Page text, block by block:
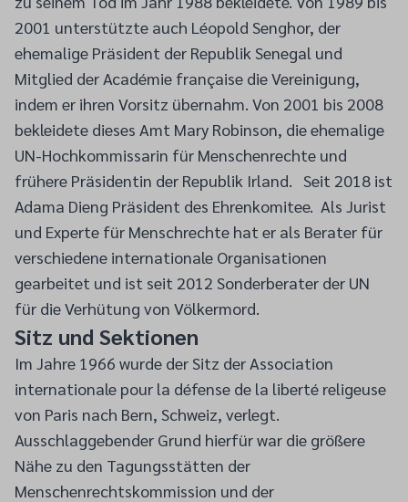
2001 unterstützte auch Léopold Senghor, der
ehemalige Präsident der Republik Senegal und
Mitglied der Académie française die Vereinigung,
indem er ihren Vorsitz übernahm. Von 2001 bis 2008
bekleidete dieses Amt Mary Robinson, die ehemalige
UN-Hochkommissarin für Menschenrechte und
frühere Präsidentin der Republik Irland. Seit 2018 ist
Adama Dieng Präsident des Ehrenkomitee. Als Jurist
und Experte für Menschrechte hat er als Berater für
verschiedene internationale Organisationen
gearbeitet und ist seit 2012 Sonderberater der UN
für die Verhütung von Völkermord.
Sitz und Sektionen
Im Jahre 1966 wurde der Sitz der Association
internationale pour la défense de la liberté religeuse
von Paris nach Bern, Schweiz, verlegt.
Ausschlaggebender Grund hierfür war die größere
Nähe zu den Tagungsstätten der
Menschenrechtskommission und der